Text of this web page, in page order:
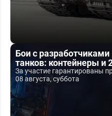
Бои с
танков: контейнеры и
За участие гарантированы
08 августа, суббота